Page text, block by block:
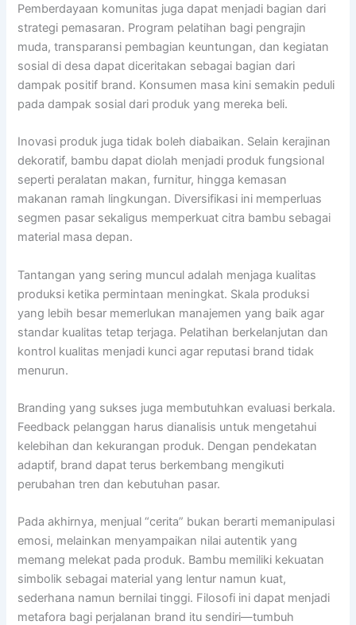
Pemberdayaan komunitas juga dapat menjadi bagian dari
strategi pemasaran. Program pelatihan bagi pengrajin
muda, transparansi pembagian keuntungan, dan kegiatan
sosial di desa dapat diceritakan sebagai bagian dari
dampak positif brand. Konsumen masa kini semakin peduli
pada dampak sosial dari produk yang mereka beli.
Inovasi produk juga tidak boleh diabaikan. Selain kerajinan
dekoratif, bambu dapat diolah menjadi produk fungsional
seperti peralatan makan, furnitur, hingga kemasan
makanan ramah lingkungan. Diversifikasi ini memperluas
segmen pasar sekaligus memperkuat citra bambu sebagai
material masa depan.
Tantangan yang sering muncul adalah menjaga kualitas
produksi ketika permintaan meningkat. Skala produksi
yang lebih besar memerlukan manajemen yang baik agar
standar kualitas tetap terjaga. Pelatihan berkelanjutan dan
kontrol kualitas menjadi kunci agar reputasi brand tidak
menurun.
Branding yang sukses juga membutuhkan evaluasi berkala.
Feedback pelanggan harus dianalisis untuk mengetahui
kelebihan dan kekurangan produk. Dengan pendekatan
adaptif, brand dapat terus berkembang mengikuti
perubahan tren dan kebutuhan pasar.
Pada akhirnya, menjual “cerita” bukan berarti memanipulasi
emosi, melainkan menyampaikan nilai autentik yang
memang melekat pada produk. Bambu memiliki kekuatan
simbolik sebagai material yang lentur namun kuat,
sederhana namun bernilai tinggi. Filosofi ini dapat menjadi
metafora bagi perjalanan brand itu sendiri—tumbuh